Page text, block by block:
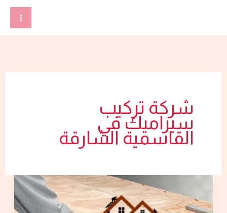
المحتوى
شركة تركيب
سيراميك في
القاسمية الشارقة
تركيب